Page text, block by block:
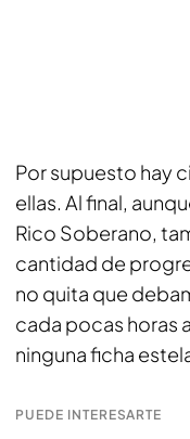
Por supuesto hay
ellas. Al final,
Rico Soberano,
cantidad de
no quita que
cada pocas horas
ninguna ficha
PUEDE INTERESARTE